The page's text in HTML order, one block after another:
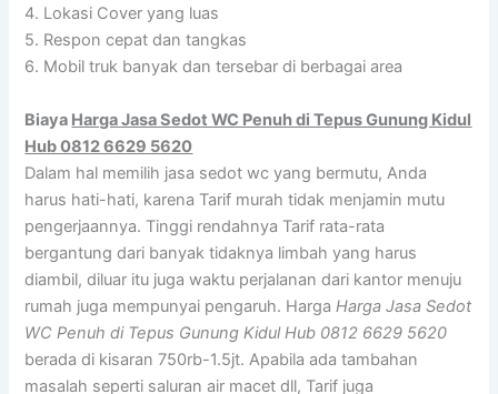
4. Lokasi Cover yang luas
5. Respon cepat dan tangkas
6. Mobil truk banyak dan tersebar di berbagai area
Biaya Harga Jasa Sedot WC Penuh di Tepus Gunung Kidul
Hub 0812 6629 5620
Dalam hal memilih jasa sedot wc yang bermutu, Anda
harus hati-hati, karena Tarif murah tidak menjamin mutu
pengerjaannya. Tinggi rendahnya Tarif rata-rata
bergantung dari banyak tidaknya limbah yang harus
diambil, diluar itu juga waktu perjalanan dari kantor menuju
rumah juga mempunyai pengaruh. HargaHarga Jasa Sedot
WC Penuh di Tepus Gunung Kidul Hub 0812 6629 5620
berada di kisaran 750rb-1.5jt. Apabila ada tambahan
masalah seperti saluran air macet dll, Tarif juga